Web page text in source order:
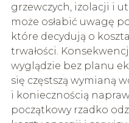
grzewczych, izolacji i
może osłabić uwagę
które decydują o
trwałości.
wyglądzie bez planu
się częstszą wymianą
i koniecznością
początkowy rzadko